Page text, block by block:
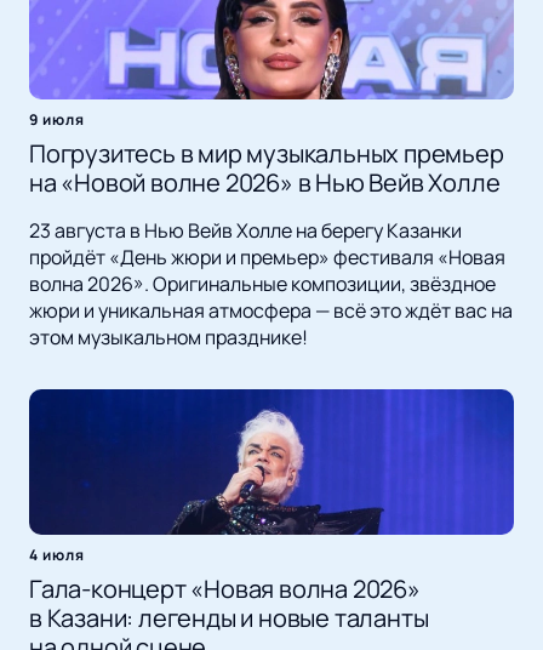
9 июля
Погрузитесь в мир музыкальных премьер
на «Новой волне 2026» в Нью Вейв Холле
23 августа в Нью Вейв Холле на берегу Казанки
пройдёт «День жюри и премьер» фестиваля «Новая
волна 2026». Оригинальные композиции, звёздное
жюри и уникальная атмосфера — всё это ждёт вас на
этом музыкальном празднике!
4 июля
Гала-концерт «Новая волна 2026»
в Казани: легенды и новые таланты